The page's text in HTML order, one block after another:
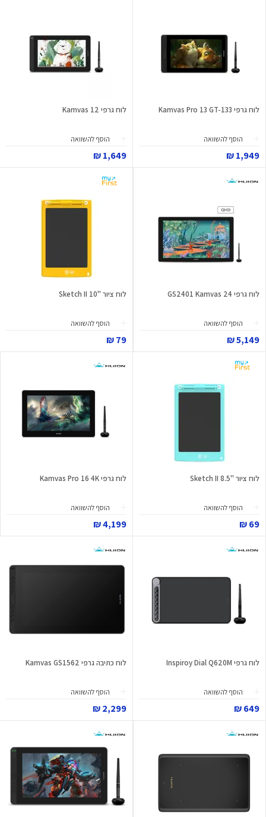
לוח גרפי Kamvas Pro 13 GT-133
הוסף להשוואה
1,949 ₪
לוח גרפי Kamvas 12
הוסף להשוואה
1,649 ₪
לוח גרפי GS2401 Kamvas 24
הוסף להשוואה
5,149 ₪
לוח ציור "Sketch II 10
הוסף להשוואה
79 ₪
לוח ציור "Sketch II 8.5
הוסף להשוואה
69 ₪
לוח גרפי Kamvas Pro 16 4K
הוסף להשוואה
4,199 ₪
לוח גרפי Inspiroy Dial Q620M
הוסף להשוואה
649 ₪
לוח כתיבה גרפי Kamvas GS1562
הוסף להשוואה
2,299 ₪